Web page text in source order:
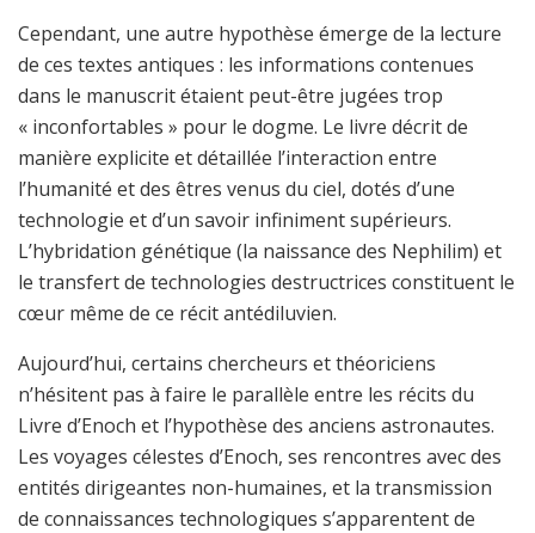
Cependant, une autre hypothèse émerge de la lecture
de ces textes antiques : les informations contenues
dans le manuscrit étaient peut-être jugées trop
« inconfortables » pour le dogme. Le livre décrit de
manière explicite et détaillée l’interaction entre
l’humanité et des êtres venus du ciel, dotés d’une
technologie et d’un savoir infiniment supérieurs.
L’hybridation génétique (la naissance des Nephilim) et
le transfert de technologies destructrices constituent le
cœur même de ce récit antédiluvien.
Aujourd’hui, certains chercheurs et théoriciens
n’hésitent pas à faire le parallèle entre les récits du
Livre d’Enoch et l’hypothèse des anciens astronautes.
Les voyages célestes d’Enoch, ses rencontres avec des
entités dirigeantes non-humaines, et la transmission
de connaissances technologiques s’apparentent de